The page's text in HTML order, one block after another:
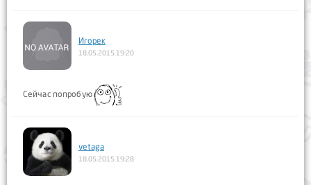
Игорек
18.05.2015 19:20
Сейчас попробую
vetaga
18.05.2015 19:28